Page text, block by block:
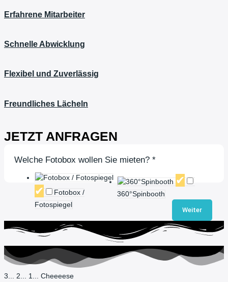
Erfahrene Mitarbeiter
Schnelle Abwicklung
Flexibel und Zuverlässig
Freundliches Lächeln
JETZT ANFRAGEN
Welche Fotobox wollen Sie mieten? *
Fotobox /
Fotospiegel
360°Spinbooth
Weiter
3... 2... 1... Cheeeese